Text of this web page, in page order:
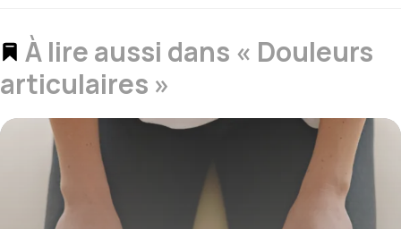
À lire aussi dans « Douleurs
articulaires »